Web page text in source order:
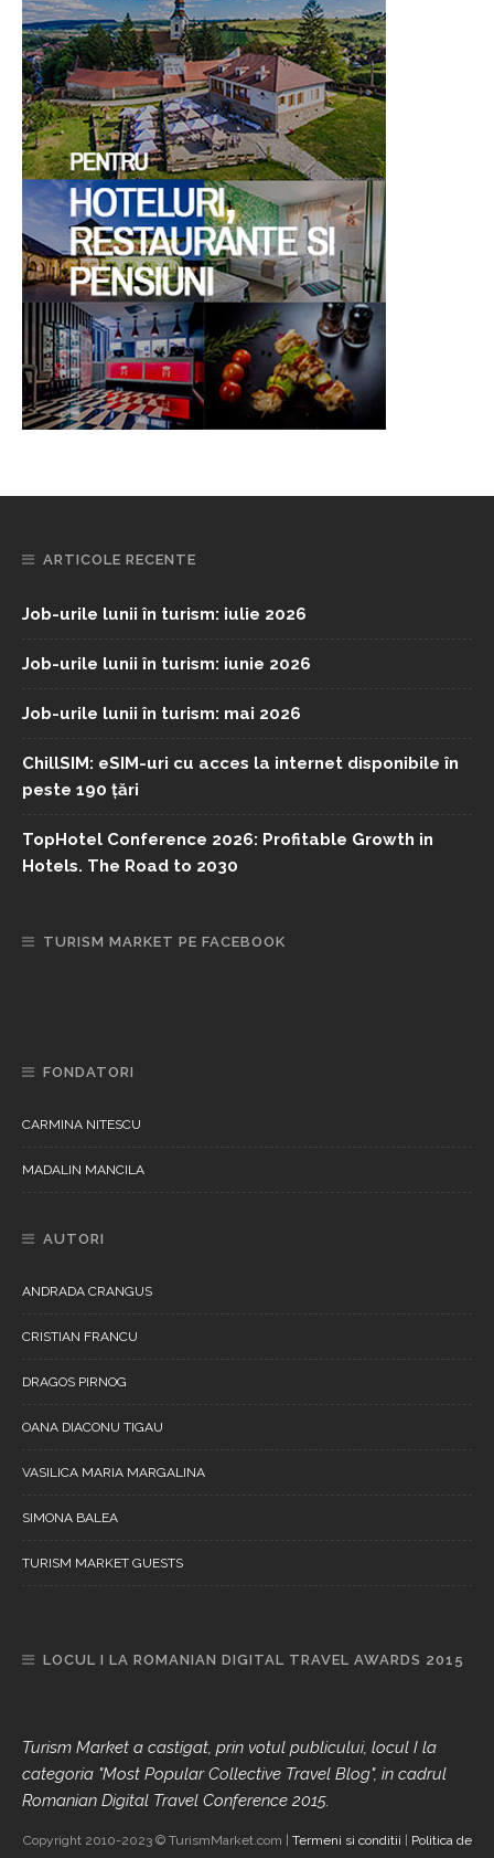
ARTICOLE RECENTE
Job-urile lunii în turism: iulie 2026
Job-urile lunii în turism: iunie 2026
Job-urile lunii în turism: mai 2026
ChillSIM: eSIM-uri cu acces la internet disponibile în
peste 190 țări
TopHotel Conference 2026: Profitable Growth in
Hotels. The Road to 2030
TURISM MARKET PE FACEBOOK
FONDATORI
CARMINA NITESCU
MADALIN MANCILA
AUTORI
ANDRADA CRANGUS
CRISTIAN FRANCU
DRAGOS PIRNOG
OANA DIACONU TIGAU
VASILICA MARIA MARGALINA
SIMONA BALEA
TURISM MARKET GUESTS
LOCUL I LA ROMANIAN DIGITAL TRAVEL AWARDS 2015
Turism Market a castigat, prin votul publicului, locul I la
categoria "Most Popular Collective Travel Blog", in cadrul
Romanian Digital Travel Conference 2015.
Copyright 2010-2023 © TurismMarket.com | Termeni si conditii Politica de